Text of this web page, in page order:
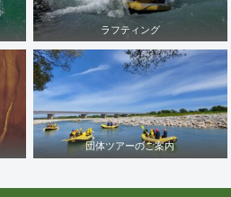
ラフティング
団体ツアーのご案内